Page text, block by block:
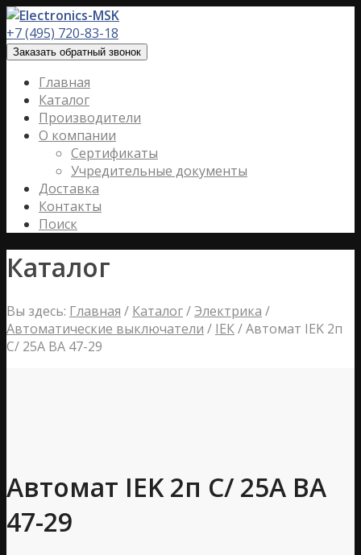
+7 (495) 720-83-18
Заказать обратный звонок
Главная
Каталог
Производители
О компании
Сертификаты
Учредительные документы
Доставка
Контакты
Поиск
Каталог
Вы здесь: Главная / Каталог/ Электрика /
Автоматические выключатели / IЕК/Автомат IEK 2п
C/ 25А ВА 47-29
Автомат IEK 2п C/ 25А ВА
47-29